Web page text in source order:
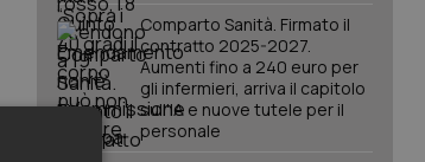
Comparto Sanità. Firmato il
contratto 2025-2027.
Aumenti fino a 240 euro per
gli infermieri, arriva il capitolo
sull'IA e nuove tutele per il
personale